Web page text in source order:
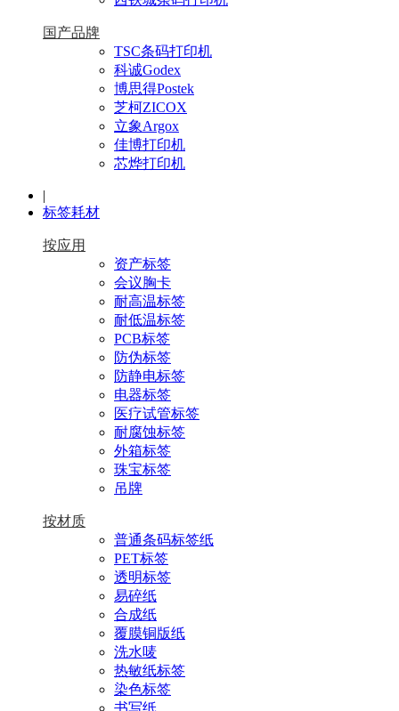
国产品牌
TSC条码打印机
科诚Godex
博思得Postek
芝柯ZICOX
立象Argox
佳博打印机
芯烨打印机
|
标签耗材
按应用
资产标签
会议胸卡
耐高温标签
耐低温标签
PCB标签
防伪标签
防静电标签
电器标签
医疗试管标签
耐腐蚀标签
外箱标签
珠宝标签
吊牌
按材质
普通条码标签纸
PET标签
透明标签
易碎纸
合成纸
覆膜铜版纸
洗水唛
热敏纸标签
染色标签
书写纸